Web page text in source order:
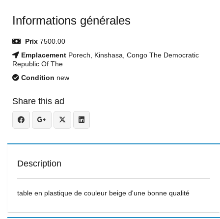
Informations générales
Prix 7500.00
Emplacement Porech, Kinshasa, Congo The Democratic
Republic Of The
Condition new
Share this ad
Description
table en plastique de couleur beige d'une bonne qualité